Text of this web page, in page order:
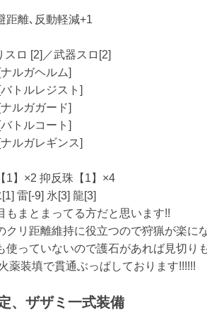
距離､反動軽減+1
スロ [2]／武器スロ[2]
ルガヘルム]
トルレジスト]
ルガガード]
トルコート]
ルガレギンス]
1】×2 抑反珠【1】×4
雷[-9] 氷[3] 龍[3]
もまとまってる方だと思います!!
クリ距離維持に役立つので狩猟が楽に
使っていないので護石があれば見切り
薬装填で貫通ぶっぱしております!!!!!!
、ザザミ一式装備